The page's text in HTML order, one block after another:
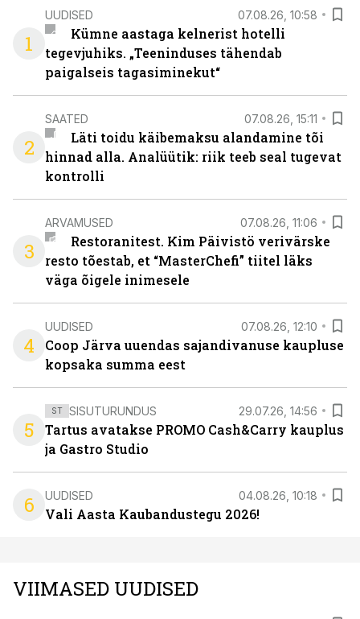
1
UUDISED 07.08.26, 10:58
Kümne aastaga kelnerist hotelli
tegevjuhiks. „Teeninduses tähendab
paigalseis tagasiminekut“
2
SAATED 07.08.26, 15:11
Läti toidu käibemaksu alandamine tõi
hinnad alla. Analüütik: riik teeb seal tugevat
kontrolli
3
ARVAMUSED 07.08.26, 11:06
Restoranitest. Kim Päivistö verivärske
resto tõestab, et “MasterChefi” tiitel läks
väga õigele inimesele
4
UUDISED 07.08.26, 12:10
Coop Järva uuendas sajandivanuse kaupluse
kopsaka summa eest
5
ST SISUTURUNDUS 29.07.26, 14:56
Tartus avatakse PROMO Cash&Carry kauplus
ja Gastro Studio
6 UUDISED 04.08.26, 10:18
Vali Aasta Kaubandustegu 2026!
VIIMASED UUDISED